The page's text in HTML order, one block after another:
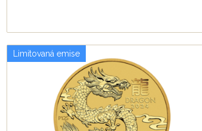
Limitovaná emise